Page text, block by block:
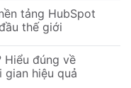
tảng HubSpot
thế giới
Hiểu đúng về
gian hiệu quả